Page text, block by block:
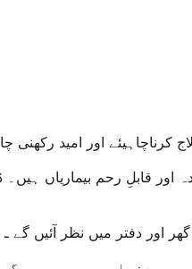
اور امید رکھنی
قابلِ رحم بیماریاں ہیں۔
اور دفتر میں نظر آئیں گے ـ